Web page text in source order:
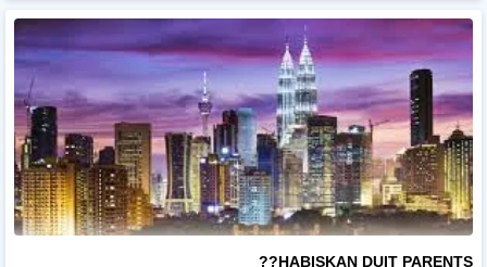
HABISKAN DUIT PARENTS??